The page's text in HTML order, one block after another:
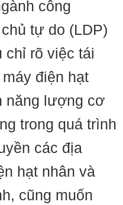
công
tự do (LDP)
chỉ rõ việc tái
điện hạt
năng lượng cơ
trong quá trình
các địa
hạt nhân và
cũng muốn